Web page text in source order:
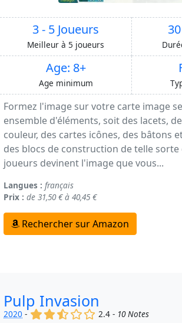
3 - 5 Joueurs
Meilleur à 5 joueurs
Age: 8+
Age minimum
Formez l'image sur votre carte image
ensemble d'éléments, soit des lacets,
couleur, des cartes icônes, des bâtons
des blocs de construction de telle sorte
joueurs devinent l'image que vous...
Langues : français
Prix : de 31,50 € à 40,45 €
Rechercher sur Amazon
Pulp Invasion
2020 - (x) (x) (,) () ()
2.4 - 10 Notes